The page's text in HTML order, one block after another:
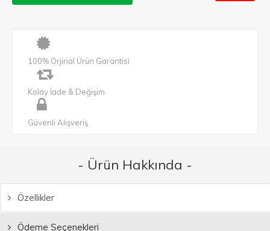
100% Orjinal Ürün Garantisi
Kolay İade & Değişim
Güvenli Alışveriş
- Ürün Hakkında -
Özellikler
Ödeme Seçenekleri